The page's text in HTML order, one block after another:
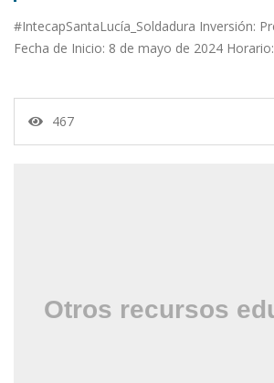
#IntecapSantaLucía_Soldadura Inversión:
Fecha de Inicio: 8 de mayo de 2024
467